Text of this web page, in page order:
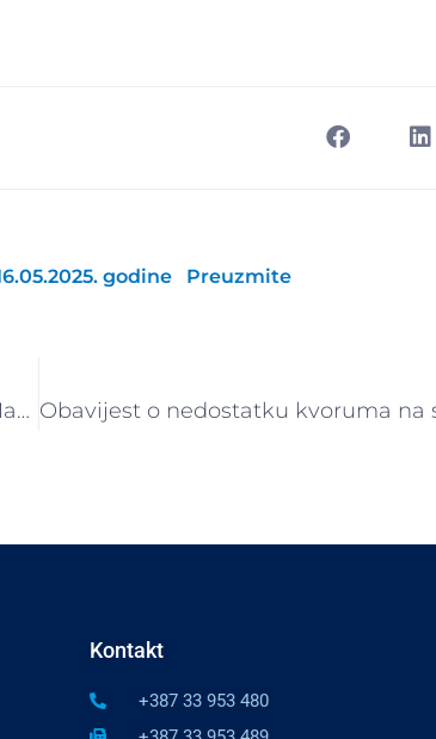
godine Preuzmite
Izvještaj o održanoj skupštini DUF Lilium Asset Management
Kontakt
+387 33 953 480